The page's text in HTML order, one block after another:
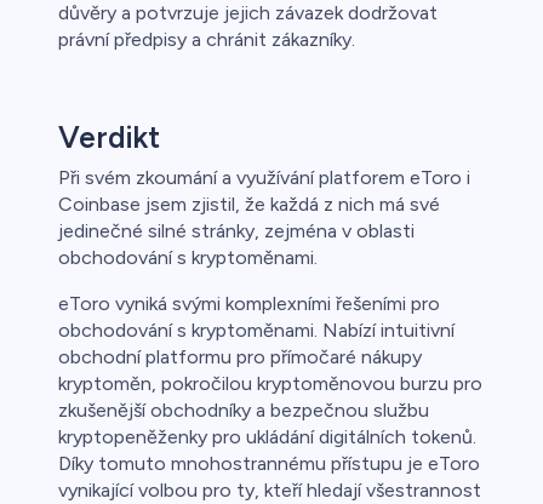
důvěry a potvrzuje jejich závazek dodržovat
právní předpisy a chránit zákazníky.
Verdikt
Při svém zkoumání a využívání platforem eToro i
Coinbase jsem zjistil, že každá z nich má své
jedinečné silné stránky, zejména v oblasti
obchodování s kryptoměnami.
eToro vyniká svými komplexními řešeními pro
obchodování s kryptoměnami. Nabízí intuitivní
obchodní platformu pro přímočaré nákupy
kryptoměn, pokročilou kryptoměnovou burzu pro
zkušenější obchodníky a bezpečnou službu
kryptopeněženky pro ukládání digitálních tokenů.
Díky tomuto mnohostrannému přístupu je eToro
vynikající volbou pro ty, kteří hledají všestrannost